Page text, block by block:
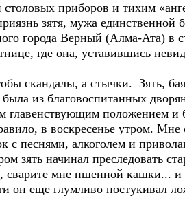
приборов и тихим
зятя, мужа единственной
города Верный (Алма-Ата) в
где она, уставившись
скандалы, а стычки. Зять,
из благовоспитанных
главенствующим положением и
в воскресенье утром.
с песнями, алкоголем и
зять начинал преследовать
сварите мне пшенной кашки...
он еще глумливо постукивал